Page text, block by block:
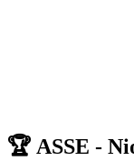
🏆 ASSE -